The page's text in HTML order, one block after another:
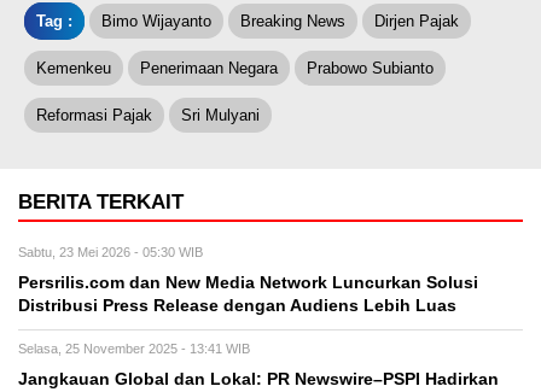
Tag : Bimo Wijayanto Breaking News Dirjen Pajak
Kemenkeu Penerimaan Negara Prabowo Subianto
Reformasi Pajak Sri Mulyani
BERITA TERKAIT
Sabtu, 23 Mei 2026 - 05:30 WIB
Persrilis.com dan New Media Network Luncurkan Solusi
Distribusi Press Release dengan Audiens Lebih Luas
Selasa, 25 November 2025 - 13:41 WIB
Jangkauan Global dan Lokal: PR Newswire–PSPI Hadirkan